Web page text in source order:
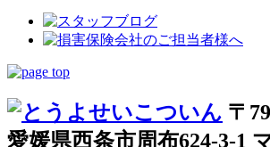
〒
愛媛県西条市周布624-3-1